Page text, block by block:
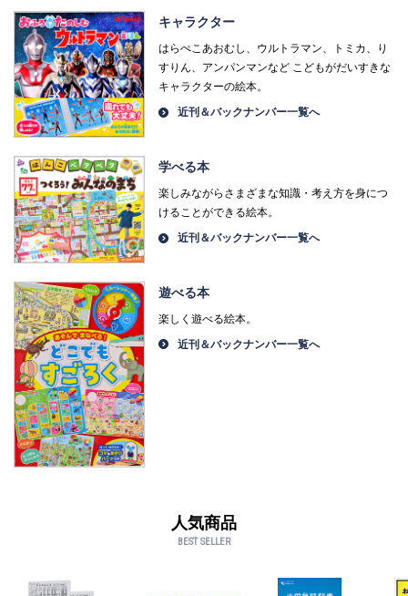
キャラクター
はらぺこあおむし、ウルトラマン、トミカ、り
すりん、アンパンマンなど こどもがだいすきな
キャラクターの絵本。
近刊＆バックナンバー一覧へ
学べる本
楽しみながらさまざまな知識・考え方を身につ
けることができる絵本。
近刊＆バックナンバー一覧へ
遊べる本
楽しく遊べる絵本。
近刊＆バックナンバー一覧へ
人気商品
BEST SELLER